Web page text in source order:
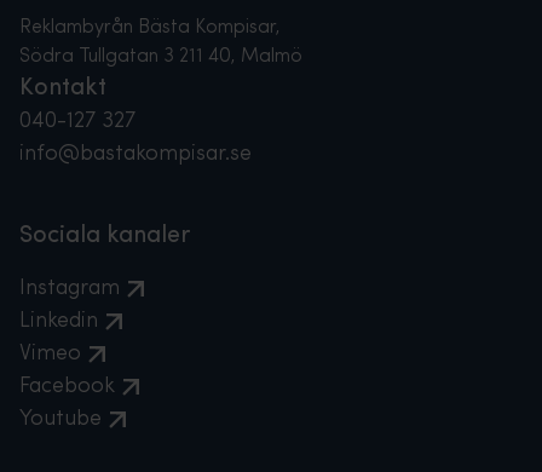
Reklambyrån Bästa Kompisar,
Södra Tullgatan 3 211 40, Malmö
Kontakt
040-127 327
info@bastakompisar.se
Sociala kanaler
Instagram
Linkedin
Vimeo
Facebook
Youtube